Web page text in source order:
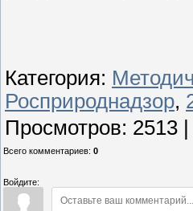
Категория:
Росприроднадзор,
Просмотров: 2513
Всего комментариев: 0
Войдите: